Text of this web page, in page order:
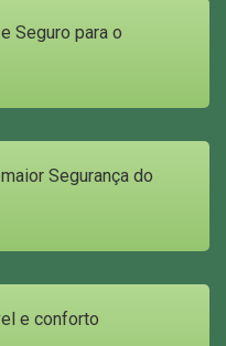
Seguro para o
Segurança do
e conforto